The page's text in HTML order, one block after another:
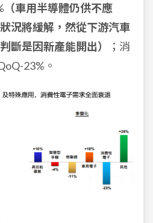
（車用半導體仍供不應
況將緩解，然從下游汽車
斷是因新產能開出）
；消
23%。